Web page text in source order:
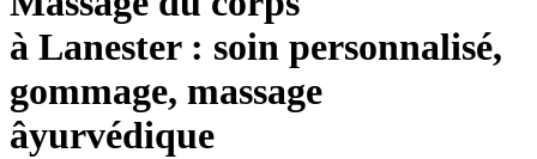
à Lanester : soin personnalisé,
gommage, massage
âyurvédique